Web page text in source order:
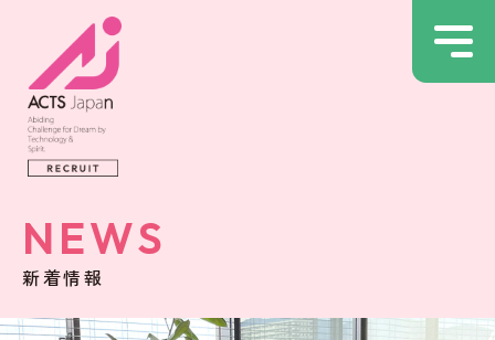
NEWS
新着情報